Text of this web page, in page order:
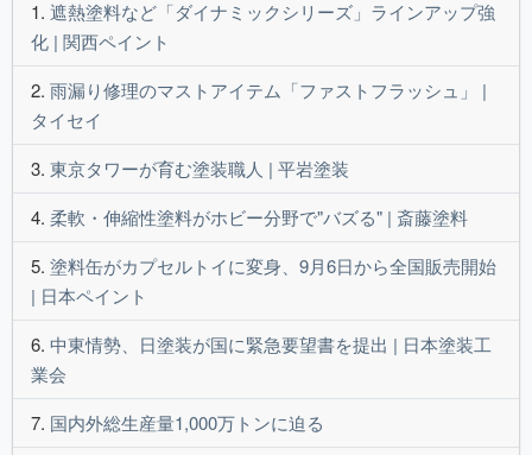
遮熱塗料など「ダイナミックシリーズ」ラインアップ強
化 | 関西ペイント
雨漏り修理のマストアイテム「ファストフラッシュ」 |
タイセイ
東京タワーが育む塗装職人 | 平岩塗装
柔軟・伸縮性塗料がホビー分野で"バズる" | 斎藤塗料
塗料缶がカプセルトイに変身、9月6日から全国販売開始
| 日本ペイント
中東情勢、日塗装が国に緊急要望書を提出 | 日本塗装工
業会
国内外総生産量1,000万トンに迫る